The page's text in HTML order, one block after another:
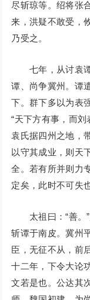
尽斩琼等。绍将张
来，洪疑不敢受，
乃受之。
七年，从讨袁谭
谭、尚争冀州。谭
下。群下多以为表
“天下方有事，而刘
袁氏据四州之地，
以守其成业，则天
全。若有所并则力
定矣，此时不可失
太祖曰：“善。”
斩谭于南皮。冀州
臣，无征不从，前
十二年，下令大论
文若是也。公达其